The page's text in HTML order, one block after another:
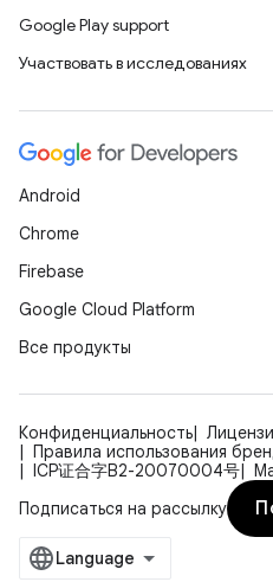
Google Play support
Участвовать в исследованиях
Android
Chrome
Firebase
Google Cloud Platform
Все продукты
Конфиденциальность
Правила использования
ICP证合字B2-20070004号
Подписаться на рассылку